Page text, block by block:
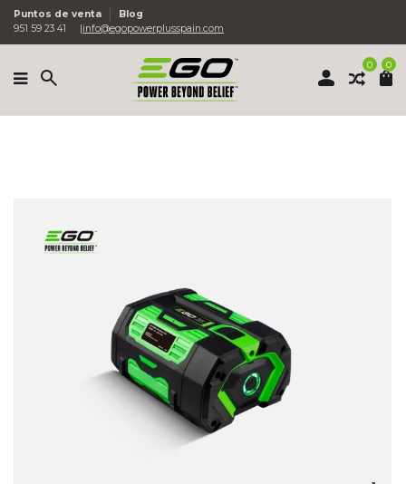
Puntos de venta
Blog
951 59 23 41
info@egopowerplusspain.com
0 0